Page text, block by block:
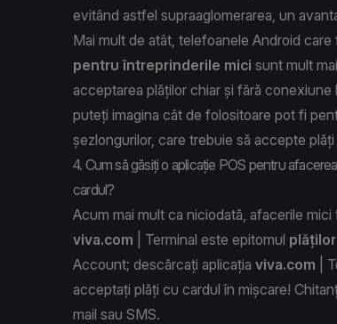
evitând astfel supraaglomerarea, un
Mai mult de atât, telefoanele Android
pentru întreprinderile mici sunt mult
acceptarea plăților chiar și fără
puteți imagina cât de folositoare pot fi
șezlongurilor, care trebuie să accepte
4. Cum să găsiți o aplicație POS pentru
cardul?
Acum mai mult ca niciodată, afacerile
viva.com | Terminal este epitomul
Account; descărcați aplicația viva.com |
acceptați plăți cu cardul în mișcare!
mail sau SMS.